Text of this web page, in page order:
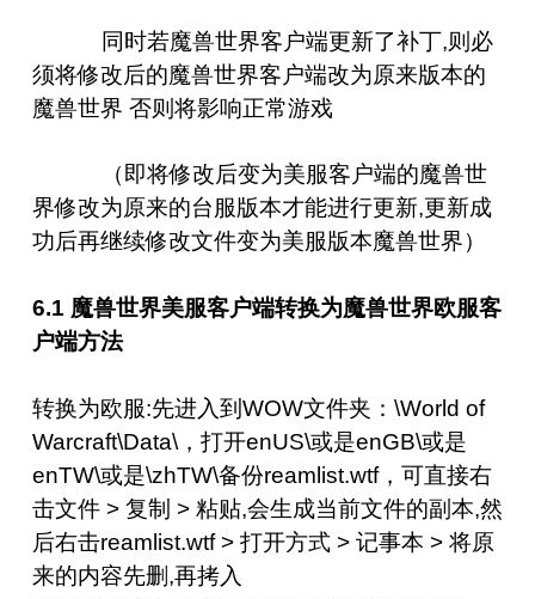
同时若魔兽世界客户端更新了补丁,则必
须将修改后的魔兽世界客户端改为原来版本的
魔兽世界 否则将影响正常游戏
（即将修改后变为美服客户端的魔兽世
界修改为原来的台服版本才能进行更新,更新成
功后再继续修改文件变为美服版本魔兽世界）
6.1 魔兽世界美服客户端转换为魔兽世界欧服客
户端方法
转换为欧服:先进入到WOW文件夹：\World of
Warcraft\Data\，打开enUS\或是enGB\或是
enTW\或是\zhTW\备份reamlist.wtf，可直接右
击文件 > 复制 > 粘贴,会生成当前文件的副本,然
后右击reamlist.wtf > 打开方式 > 记事本 > 将原
来的内容先删,再拷入